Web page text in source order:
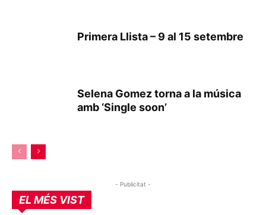
Primera Llista – 9 al 15 setembre
Selena Gomez torna a la música
amb ‘Single soon’
- Publicitat -
EL MÉS VIST